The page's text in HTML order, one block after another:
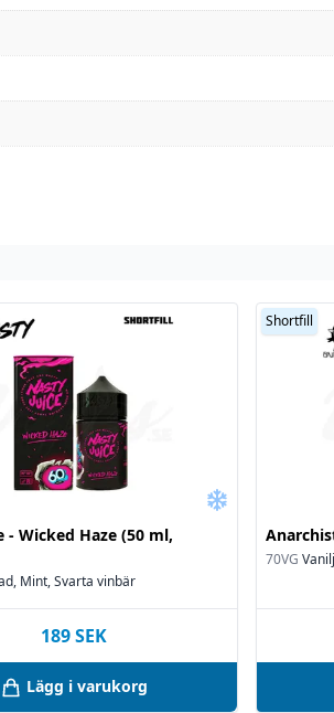
men ska användas
tvätta den av den del
och ditt ansikte vid
18 år.
i 12 °C.
- Wicked Haze (50 ml,
Mint, Svarta vinbär
189SEK
Lägg i varukorg
70VG
Shortfill